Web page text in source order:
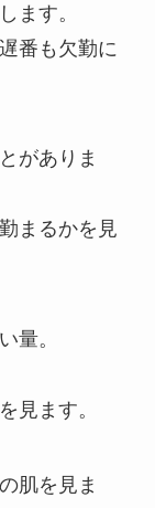
ます。
番も欠勤に
がありま
まるかを見
量。
見ます。
肌を見ま